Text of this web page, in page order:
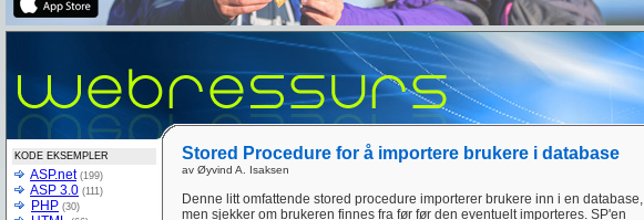
KODE EKSEMPLER
ASP.net (199)
ASP 3.0 (111)
PHP (30)
Stored Procedure for å importere brukere i database
av Øyvind A. Isaksen
Denne litt omfattende stored procedure importerer brukere inn i en database,
men sjekker om brukeren finnes fra før før den eventuelt importeres. SP'en